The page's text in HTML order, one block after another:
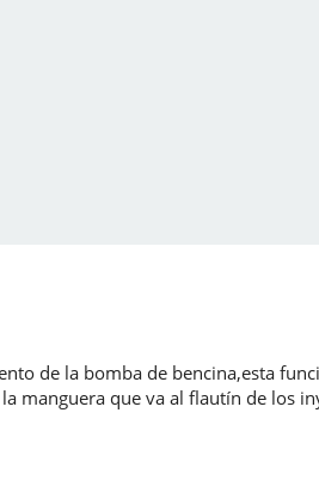
de la bomba de bencina,esta
manguera que va al flautín de los